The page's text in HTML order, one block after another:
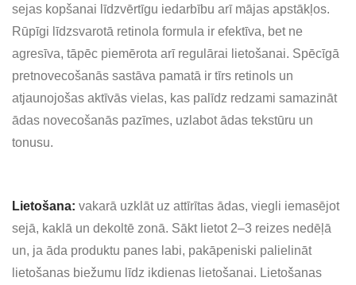
sejas kopšanai līdzvērtīgu iedarbību arī mājas apstākļos.
Rūpīgi līdzsvarotā retinola formula ir efektīva, bet ne
agresīva, tāpēc piemērota arī regulārai lietošanai. Spēcīgā
pretnovecošanās sastāva pamatā ir tīrs retinols un
atjaunojošas aktīvās vielas, kas palīdz redzami samazināt
ādas novecošanās pazīmes, uzlabot ādas tekstūru un
tonusu.
Lietošana: vakarā uzklāt uz attīrītas ādas, viegli iemasējot
sejā, kaklā un dekoltē zonā. Sākt lietot 2–3 reizes nedēļā
un, ja āda produktu panes labi, pakāpeniski palielināt
lietošanas biežumu līdz ikdienas lietošanai. Lietošanas